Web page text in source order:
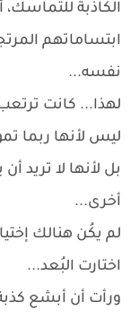
الكاذبة
ابتساماتهم
نفسه...
لهذا... كانت
ليس لأنها ربما
بل لأنها لا تريد
أخرى...
لم يكُن هنالك
اختارت البُعد...
ورأت أن أبشع